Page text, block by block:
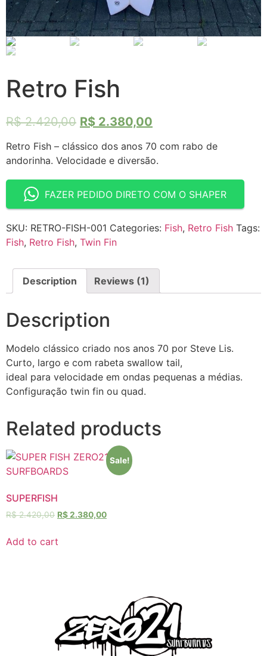
Retro Fish
R$2.420,00 R$ 2.380,00
Retro Fish – clássico dos anos 70 com rabo de
andorinha. Velocidade e diversão.
FAZER PEDIDO DIRETO COM O SHAPER
SKU: RETRO-FISH-001 Categories: Fish, Retro Fish Tags:
Fish, Retro Fish, Twin Fin
Description Reviews (1)
Description
Modelo clássico criado nos anos 70 por Steve Lis.
Curto, largo e com rabeta swallow tail,
ideal para velocidade em ondas pequenas a médias.
Configuração twin fin ou quad.
Related products
Sale!
SUPERFISH
R$2.420,00 R$2.380,00
Add to cart